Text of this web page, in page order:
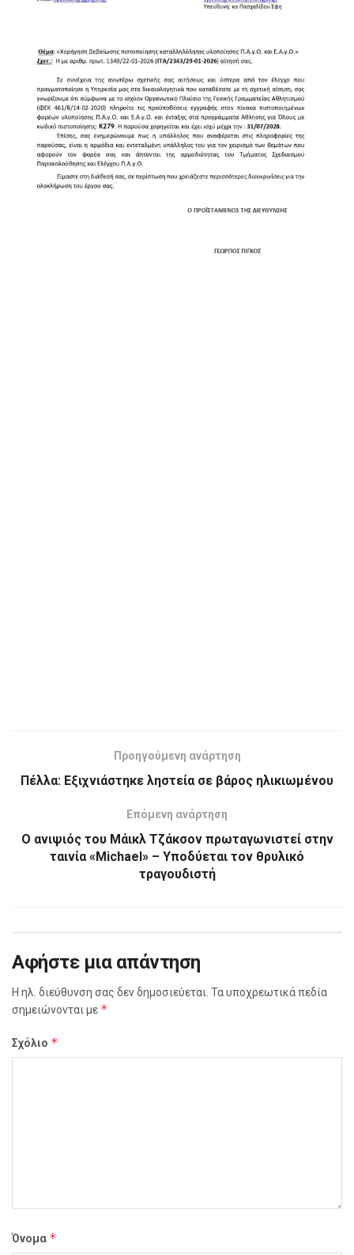
Προηγούμενη ανάρτηση
Πέλλα: Εξιχνιάστηκε ληστεία σε βάρος ηλικιωμένου
Επόμενη ανάρτηση
O ανιψιός του Μάικλ Τζάκσον πρωταγωνιστεί στην
ταινία «Michael» – Υποδύεται τον θρυλικό
τραγουδιστή
Αφήστε μια απάντηση
Η ηλ. διεύθυνση σας δεν δημοσιεύεται. Τα υποχρεωτικά πεδία
σημειώνονται με *
Σχόλιο *
Όνομα *